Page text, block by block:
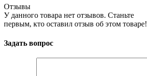
Отзывы
У данного товара нет отзывов. Станьте
первым, кто оставил отзыв об этом товаре!
Задать вопрос